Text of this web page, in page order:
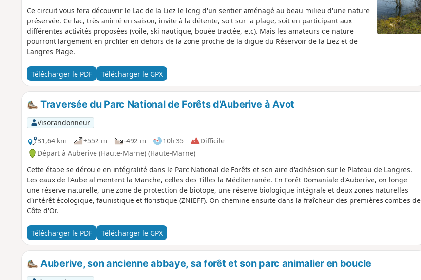
Ce circuit vous fera découvrir le Lac de la Liez le long d'un sentier aménagé au beau milieu d'une nature
préservée. Ce lac, très animé en saison, invite à la détente, soit sur la plage, soit en participant aux
différentes activités proposées (voile, ski nautique, bouée tractée, etc). Mais les amateurs de nature
pourront largement en profiter en dehors de la zone proche de la digue du Réservoir de la Liez et de
Langres Plage.
Télécharger le PDF Télécharger le GPX
Traversée du Parc National de Forêts d'Auberive à Avot
Visorandonneur
31,64 km
+552 m -492 m 10h 35
Difficile
Départ à Auberive (Haute-Marne) (Haute-Marne)
Cette étape se déroule en intégralité dans le Parc National de Forêts et son aire d'adhésion sur le Plateau de Langres.
Les eaux de l'Aube alimentent la Manche, celles des Tilles la Méditerranée. En Forêt Domaniale d'Auberive, on longe
une réserve naturelle, une zone de protection de biotope, une réserve biologique intégrale et deux zones naturelles
d'intérêt écologique, faunistique et floristique (ZNIEFF). On chemine ensuite dans la fraîcheur des premières combes de
Côte d'Or.
Télécharger le PDF Télécharger le GPX
Auberive, son ancienne abbaye, sa forêt et son parc animalier en boucle